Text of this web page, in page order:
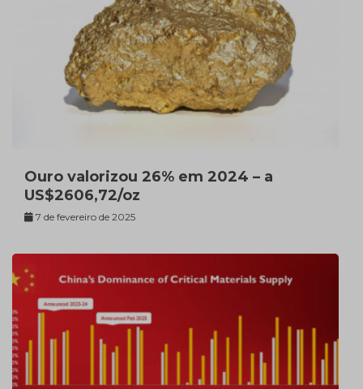
Ouro valorizou 26% em 2024 – a
US$2606,72/oz
7 de fevereiro de 2025